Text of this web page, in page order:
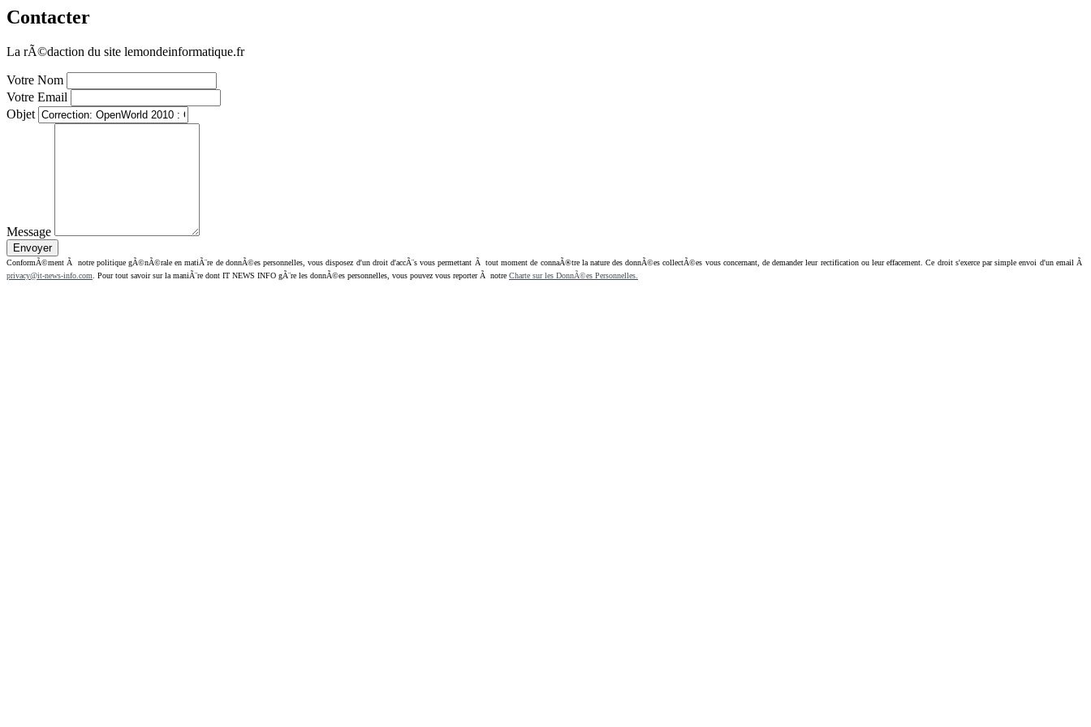
Contacter
La rÃ©daction du site lemondeinformatique.fr
Votre Nom
Votre Email
Objet
Message
ConformÃ©ment Ã notre politique gÃ©nÃ©rale en matiÃ¨re de donnÃ©es personnelles, vous disposez d'un droit d'accÃ¨s vous permettant Ã tout moment de connaÃ®tre la nature des donnÃ©es collectÃ©es vous concernant, de demander leur rectification ou leur effacement. Ce droit s'exerce par simple envoi d'un email Ã
privacy@it-news-info.com . Pour tout savoir sur la maniÃ¨re dont IT NEWS INFO gÃ¨re les donnÃ©es personnelles, vous pouvez vous reporter Ã notre Charte sur les DonnÃ©es Personnelles.